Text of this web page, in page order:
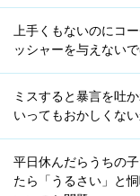
上手くもないのにコ
ッシャーを与えない
ミスすると暴言を吐
いってもおかしくな
平日休んだらうちの
たら「うるさい」と